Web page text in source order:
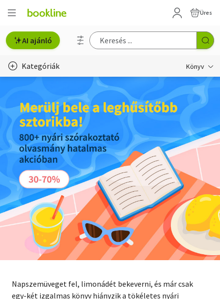
Üres
AI ajánló
Kategóriák Könyv
Erotika
Gyermek- és ifjúsági
Hobbi, szabadidő
Irodalom
Művészet
Szakkönyv
Szótár, nyelvkönyv
Tankönyv, segédkönyv
Társadalomtudomány
Napszemüveget fel, limonádét bekeverni, és már csak
egy-két izgalmas könyv hiányzik a tökéletes nyári